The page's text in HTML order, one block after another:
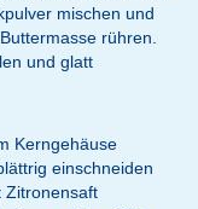
mischen und
rühren.
und glatt
Kerngehäuse
einschneiden
Zitronensaft